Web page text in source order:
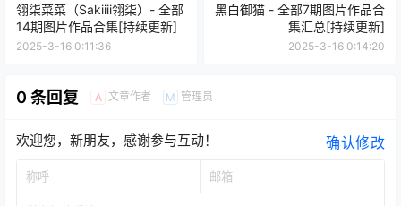
翎柒菜菜（Sakiiii翎柒）- 全部
14期图片作品合集[持续更新]
2025-3-16 0:11:36
黑白御猫 - 全部7期图片作品合
集汇总[持续更新]
2025-3-16 0:14:20
0 条回复 A 文章作者 M 管理员
欢迎您，新朋友，感谢参与互动！ 确认修改